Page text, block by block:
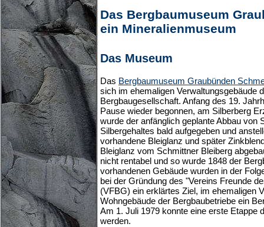
Das Bergbaumuseum
ein Mineralienmuseum
Das Museum
Das Bergbaumuseum Graubünden
sich im ehemaligen Verwaltungsgebäude
Bergbaugesellschaft. Anfang des 19.
Pause wieder begonnen, am Silberberg
wurde der anfänglich geplante Abbau von
Silbergehaltes bald aufgegeben und
vorhandene Bleiglanz und später
Bleiglanz vom Schmittner Bleiberg
nicht rentabel und so wurde 1848 der
vorhandenen Gebäude wurden in der
bei der Gründung des "Vereins Freunde
(VFBG) ein erklärtes Ziel, im ehemaligen
Wohngebäude der Bergbaubetriebe ein
Am 1. Juli 1979 konnte eine erste Etappe
werden.